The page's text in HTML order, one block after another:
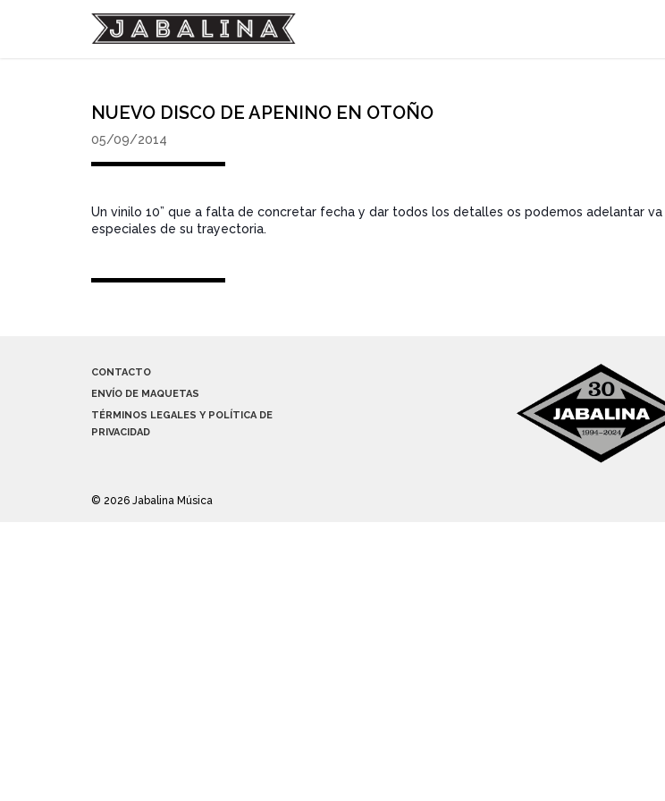
NUEVO DISCO DE APENINO EN OTOÑO
05/09/2014
Un vinilo 10” que a falta de concretar fecha y dar todos los detalles os podemos adelantar va
especiales de su trayectoria.
CONTACTO
ENVÍO DE MAQUETAS
TÉRMINOS LEGALES Y POLÍTICA DE
PRIVACIDAD
© 2026 Jabalina Música